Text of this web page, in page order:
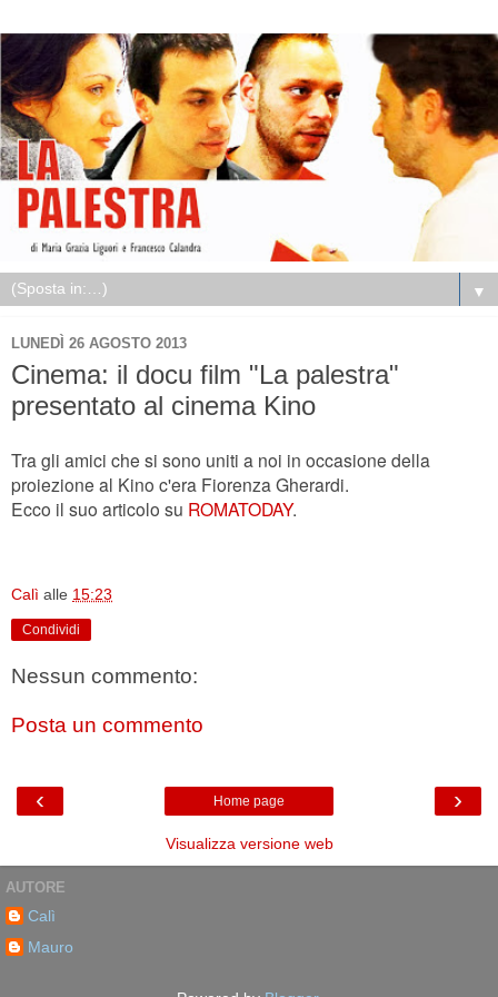
▼
LUNEDÌ 26 AGOSTO 2013
Cinema: il docu film "La palestra"
presentato al cinema Kino
Tra gli amici che si sono uniti a noi in occasione della
proiezione al Kino c'era Fiorenza Gherardi.
Ecco il suo articolo su ROMATODAY.
Calì alle 15:23
Condividi
Nessun commento:
Posta un commento
‹ ›
Home page
Visualizza versione web
AUTORE
Calì
Mauro